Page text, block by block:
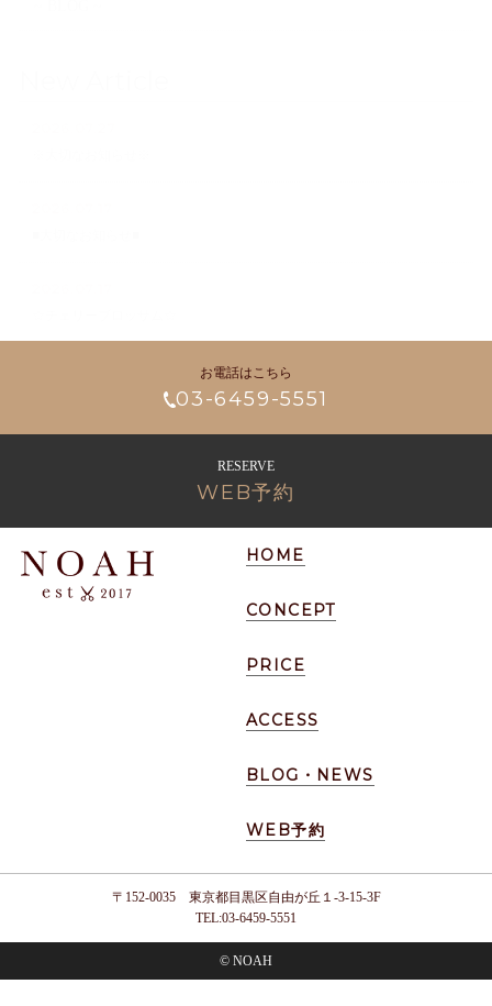
お電話はこちら
03-6459-5551
RESERVE
WEB予約
HOME
CONCEPT
PRICE
ACCESS
BLOG・NEWS
WEB予約
〒152-0035 東京都目黒区自由が丘１-3-15-3F
TEL:03-6459-5551
© NOAH